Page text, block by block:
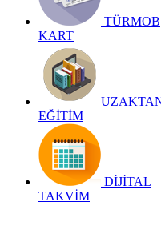
TÜRMOB
KART
EĞİTİM
DİJİTAL
TAKVİM